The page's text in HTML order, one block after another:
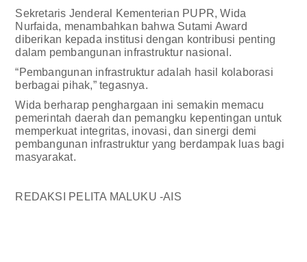
Sekretaris Jenderal Kementerian PUPR, Wida
Nurfaida, menambahkan bahwa Sutami Award
diberikan kepada institusi dengan kontribusi penting
dalam pembangunan infrastruktur nasional.
“Pembangunan infrastruktur adalah hasil kolaborasi
berbagai pihak,” tegasnya.
Wida berharap penghargaan ini semakin memacu
pemerintah daerah dan pemangku kepentingan untuk
memperkuat integritas, inovasi, dan sinergi demi
pembangunan infrastruktur yang berdampak luas bagi
masyarakat.
REDAKSI PELITA MALUKU -AIS